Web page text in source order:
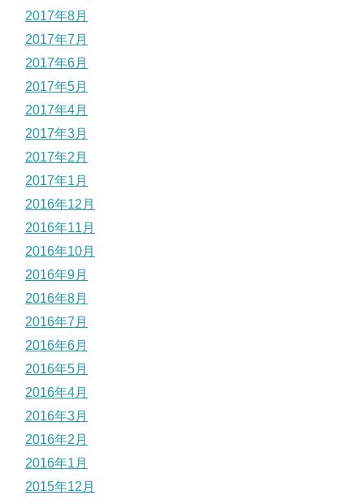
2017年8月
2017年7月
2017年6月
2017年5月
2017年4月
2017年3月
2017年2月
2017年1月
2016年12月
2016年11月
2016年10月
2016年9月
2016年8月
2016年7月
2016年6月
2016年5月
2016年4月
2016年3月
2016年2月
2016年1月
2015年12月